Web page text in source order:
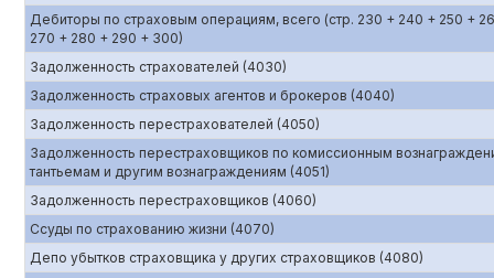
Дебиторы по страховым операциям, всего (стр. 230 + 240 + 250 +
270 + 280 + 290 + 300)
Задолженность страхователей (4030)
Задолженность страховых агентов и брокеров (4040)
Задолженность перестрахователей (4050)
Задолженность перестраховщиков по комиссионным
тантьемам и другим вознаграждениям (4051)
Задолженность перестраховщиков (4060)
Ссуды по страхованию жизни (4070)
Депо убытков страховщика у других страховщиков (4080)